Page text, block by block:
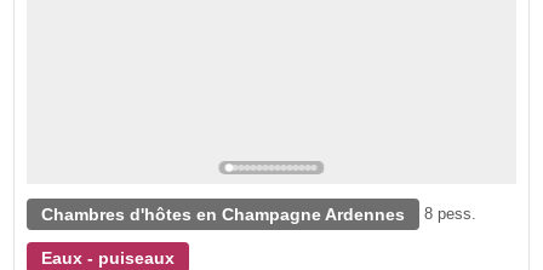
Chambres d'hôtes en Champagne Ardennes 8 pess.
Eaux - puiseaux